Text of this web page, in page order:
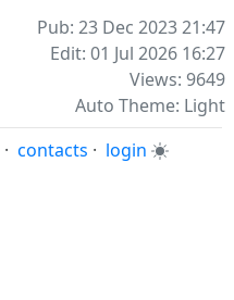
Pub: 23 Dec 2023 21:47
Edit: 01 Jul 2026 16:27
Views: 9649
Auto Theme: Light
· contacts · login